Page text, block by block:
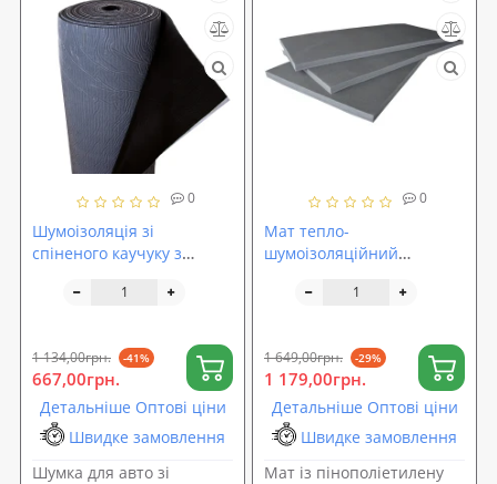
0
Шумоізоляція зі
спіненого каучуку з
SoundProOFF Flex 25мм
1 134,00грн. -41%
667,00грн.
Детальніше Оптові ціни
Швидке замовлення
Шумка для авто зі
0
Мат тепло-
шумоізоляційний
розмір 100х200см
1 649,00грн. -29%
1 179,00грн.
Детальніше Оптові ціни
Швидке замовлення
Мат із пінополіетилену